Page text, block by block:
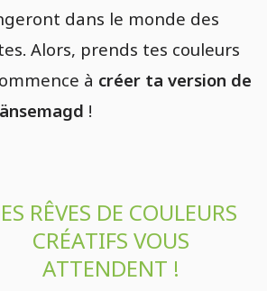
dans le monde des
Alors, prends tes couleurs
à créer ta version de
!
RÊVES DE COULEURS
CRÉATIFS VOUS
ATTENDENT !